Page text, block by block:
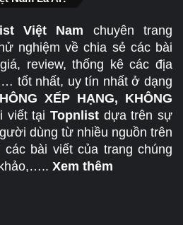
Việt Nam chuyên trang
nghiệm về chia sẻ các bài
review, thống kê các địa
tốt nhất, uy tín nhất ở dạng
XẾP HẠNG, KHÔNG
viết tạiTopnlist dựa trên sự
dùng từ nhiều nguồn trên
bài viết của trang chúng
Xem thêm